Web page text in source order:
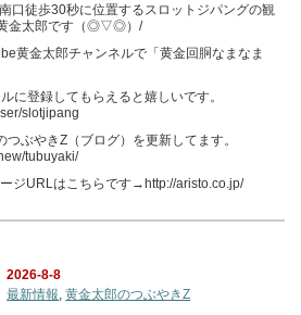
口徒歩30秒に位置するスロットジパングの観
金太郎です（◎▽◎）/
黄金太郎チャンネルで「黄金回胴なまなま
に登録してもらえると嬉しいです。
slotjipang
ぶやきZ（ブログ）を更新してます。
tubuyaki/
ジURLはこちらです→http://aristo.co.jp/
2026-8-8
最新情報 ,黄金太郎のつぶやきZ